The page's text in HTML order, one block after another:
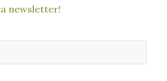
newsletter!